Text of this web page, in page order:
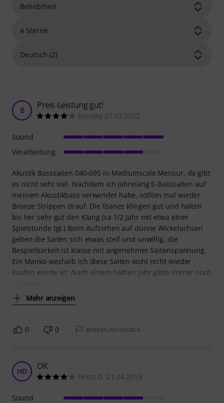
B Preis-Leistung gut!
Bassjay 27.03.2022
Akustik Basssaiten 040-095 in Mediumscale Mensur, da gibt
es nicht sehr viel. Nachdem ich Jahrelang E-Basssaiten auf
meinem Akustikbass verwendet habe, sollten mal wieder
Bronze Strippen drauf. Die Ibanez klingen gut und halten
bis her sehr gut den Klang (ca 1/2 Jahr mit etwa einer
Spielstunde tgl.) Beim Aufziehen auf dünne Wickelachsen
geben die Saiten sich etwas steif und unwillig, die
Bespielbarkeit ist klasse mit angenehmer Saitenspannung.
Ein Manko weshalb ich diese Saiten wohl nicht wieder
kaufen werde ist: Nach einem halben Jahr gibts immer noch
Mehr anzeigen
Sound
Verarbeitung
0 0 BEWERTUNG MELDEN
HD OK
Horst D. 21.04.2019
Sound